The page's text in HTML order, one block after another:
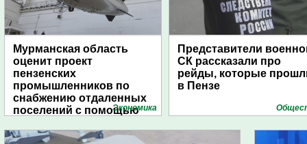
Мурманская область
оценит проект
пензенских
промышленников по
снабжению отдаленных
поселений с помощью
Экономика
Представители
СК рассказали про
рейды, которые
в Пензе